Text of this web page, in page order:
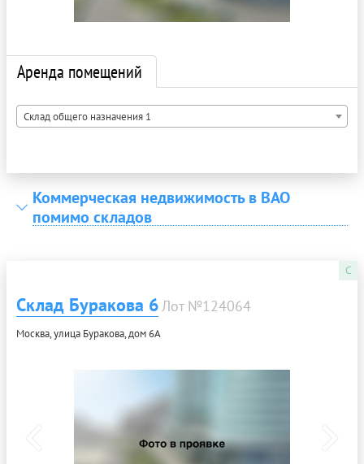
Аренда помещений
Склад общего назначения 1
Коммерческая недвижимость в ВАО
помимо складов
C
Склад Буракова 6 Лот №124064
Москва, улица Буракова, дом 6А